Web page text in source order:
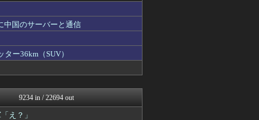
中国のサーバーと通信
ー36km（SUV）
9234 in / 22694 out
え？」